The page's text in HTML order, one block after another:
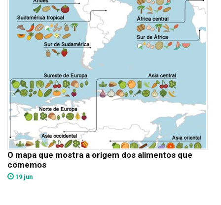
O mapa que mostra a origem dos alimentos que
comemos
19 jun